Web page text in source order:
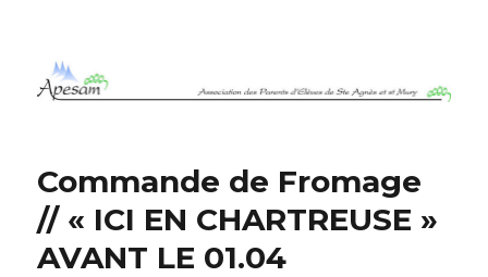
APESAM 38
Commande de Fromage
// « ICI EN CHARTREUSE »
AVANT LE 01.04